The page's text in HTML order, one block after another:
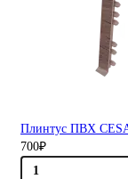
Плинтус ПВХ
700₽